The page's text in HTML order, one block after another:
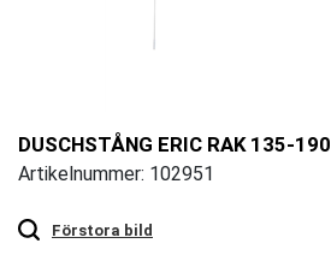
DUSCHSTÅNG ERIC RAK 135-190
Artikelnummer: 102951
Förstora bild
zoom